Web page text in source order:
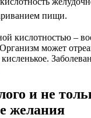
пищи.
кислотностью –
может
и не
желания